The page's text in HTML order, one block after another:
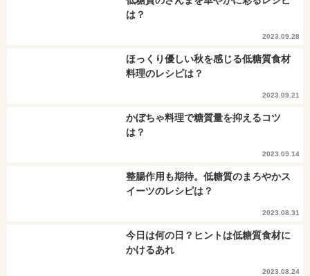
は？
2023.09.28
ほっくり優しい秋を感じる低糖質食材
料理のレシピは？
2023.09.21
かぼちゃ料理で糖質量を抑えるコツ
は？
2023.09.14
整腸作用も期待。低糖質のまろやかス
イーツのレシピは？
2023.08.31
今日は何の日？ヒントは低糖質食材に
かけるあれ
2023.08.24